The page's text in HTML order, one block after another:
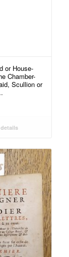
or House-
Chamber-
Scullion or